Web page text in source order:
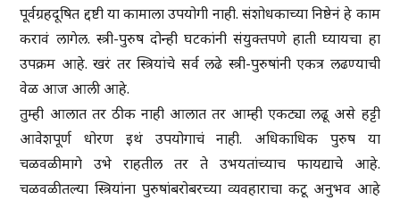
पूर्वग्रहदूषित द्दष्टी या कामाला उपयोगी नाही. संशोधकाच्या निष्ठेनं हे काम
करावं लागेल. स्त्री-पुरुष दोन्ही घटकांनी संयुक्तपणे हाती घ्यायचा हा
उपक्रम आहे. खरं तर स्त्रियांचे सर्व लढे स्त्री-पुरुषांनी एकत्र लढण्याची
वेळ आज आली आहे.
तुम्ही आलात तर ठीक नाही आलात तर आम्ही एकट्या लढू असे हट्टी
आवेशपूर्ण धोरण इथं उपयोगाचं नाही. अधिकाधिक पुरुष या
चळवळीमागे उभे राहतील तर ते उभयतांच्याच फायद्याचे आहे.
चळवळीतल्या स्त्रियांना पुरुषांबरोबरच्या व्यवहाराचा कटू अनुभव आहे